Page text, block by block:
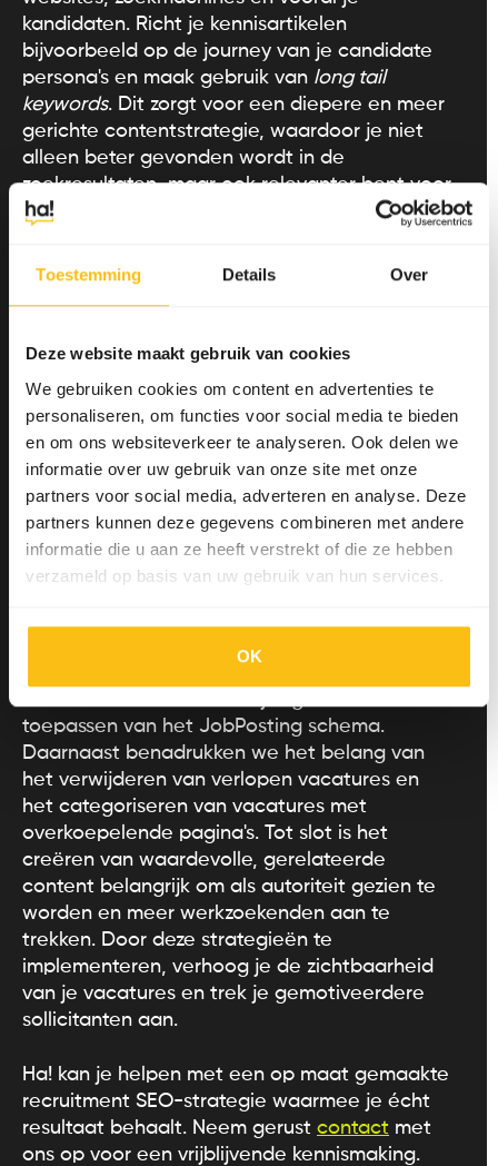
Toestemming Details Over
Deze website maakt gebruik van cookies
We gebruiken cookies om content en advertenties te
personaliseren, om functies voor social media te bieden
en om ons websiteverkeer te analyseren. Ook delen we
informatie over uw gebruik van onze site met onze
partners voor social media, adverteren en analyse. Deze
partners kunnen deze gegevens combineren met andere
informatie die u aan ze heeft verstrekt of die ze hebben
verzameld op basis van uw gebruik van hun services.
OK
kandidaten. Richt je kennisartikelen
bijvoorbeeld op de journey van je candidate
persona's en maak gebruik van long tail
keywords. Dit zorgt voor een diepere en meer
gerichte contentstrategie, waardoor je niet
alleen beter gevonden wordt in de
zoekresultaten, maar ook relevanter bent voor
je doelgroep. Door deze
employer branding
komt van latent werkzoekenden: mensen die
niet direct op zoek zijn naar een nieuwe baan.
Echt resultaat met
jouw recruitment SEO-
strategie?
Met recruitment SEO zorg je ervoor dat jouw
vacatures beter gevonden worden door
potentiële kandidaten. In dit artikel hebben
pagina's, zoals het gebruik van de juiste
toepassen van het JobPosting schema.
Daarnaast benadrukken we het belang van
het verwijderen van verlopen vacatures en
het categoriseren van vacatures met
overkoepelende pagina's. Tot slot is het
creëren van waardevolle, gerelateerde
content belangrijk om als autoriteit gezien te
worden en meer werkzoekenden aan te
trekken. Door deze strategieën te
implementeren, verhoog je de zichtbaarheid
van je vacatures en trek je gemotiveerdere
sollicitanten aan.
Ha! kan je helpen met een op maat gemaakte
recruitment SEO-strategie waarmee je écht
resultaat behaalt. Neem gerust contact met
ons op voor een vrijblijvende kennismaking.